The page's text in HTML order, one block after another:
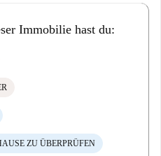
Immobilie hast du:
ZU ÜBERPRÜFEN